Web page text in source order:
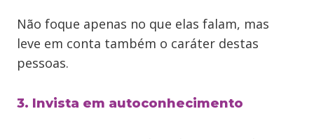
Não foque apenas no que elas falam, mas
leve em conta também o caráter destas
pessoas.
3. Invista em autoconhecimento